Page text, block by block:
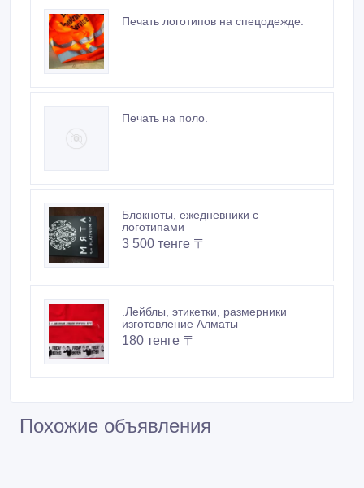
Печать логотипов на спецодежде.
Печать на поло.
Блокноты, ежедневники с
логотипами
3 500 тенге 〒
.Лейблы, этикетки, размерники
изготовление Алматы
180 тенге 〒
Похожие объявления